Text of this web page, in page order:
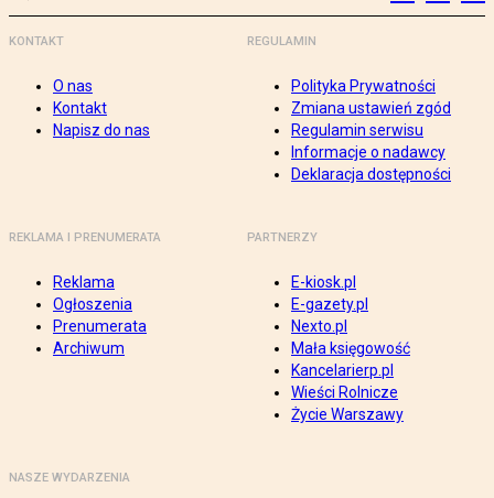
KONTAKT
O nas
Kontakt
Napisz do nas
REGULAMIN
Polityka Prywatności
Zmiana ustawień zgód
Regulamin serwisu
Informacje o nadawcy
Deklaracja dostępności
REKLAMA I PRENUMERATA
Reklama
Ogłoszenia
Prenumerata
Archiwum
PARTNERZY
E-kiosk.pl
E-gazety.pl
Nexto.pl
Mała księgowość
Kancelarierp.pl
Wieści Rolnicze
Życie Warszawy
NASZE WYDARZENIA